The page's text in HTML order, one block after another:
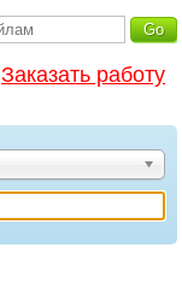
Заказать работу